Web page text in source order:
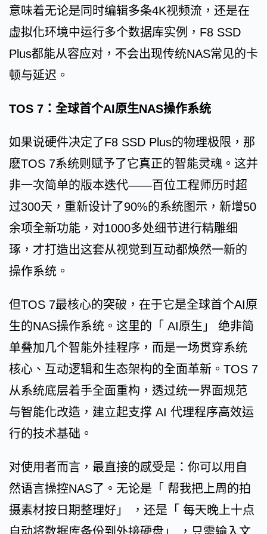
意味着无论是同时编辑多条4K视频流，还是在
虚拟化环境中运行多个数据库实例，F8 SSD
Plus都能从容应对，不会出现传统NAS常见的卡
顿与延迟。
TOS 7：全球首个AI原生NAS操作系统
如果说硬件决定了F8 SSD Plus的物理极限，那
麽TOS 7系统则赋予了它真正的智能灵魂。这并
非一次简单的版本迭代——百位工程师历时超
过300天，重新设计了90%的系统图示，新增50
余项全新功能，对1000多处细节进行精雕细
琢，才打造出这套从视觉到互动都焕然一新的
操作系统。
但TOS 7最核心的突破，在于它是全球首个AI原
生的NAS操作系统。这里的「 AI原生」 绝非简
单叠加几个智能外挂程序，而是一场贯穿系统
核心、互动逻辑和生态架构的全面革新。TOS 7
从系统底层着手全面重构，透过统一界面规范
与智能化改造，建立起支撑 AI 代理程序高效运
行的技术基础。
对使用者而言，最直接的感受是：你可以用自
然语言操控NAS了。无论是「 帮我把上周的拍
摄素材按日期整理好」 ，还是「 每天晚上十点